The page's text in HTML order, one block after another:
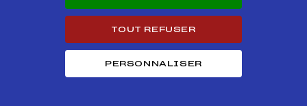
Carrières
TOUT REFUSER
PERSONNALISER